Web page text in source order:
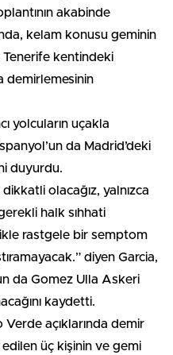
akabinde
kelam konusu geminin
Tenerife kentindeki
demirlemesinin
yolcuların uçakla
da Madrid’deki
duyurdu.
olacağız, yalnızca
halk sıhhati
rastgele bir semptom
diyen Garcia,
da Gomez Ulla Askeri
kaydetti.
açıklarında demir
üç kişinin ve gemi